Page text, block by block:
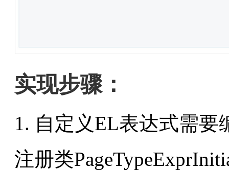
实现步骤：
自定义EL表达式需要
注册类